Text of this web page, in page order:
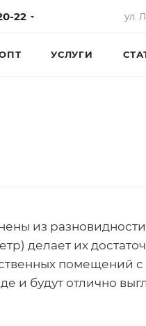
22 ул.
УСЛУГИ
из
делает их
помещений
и будут отлично